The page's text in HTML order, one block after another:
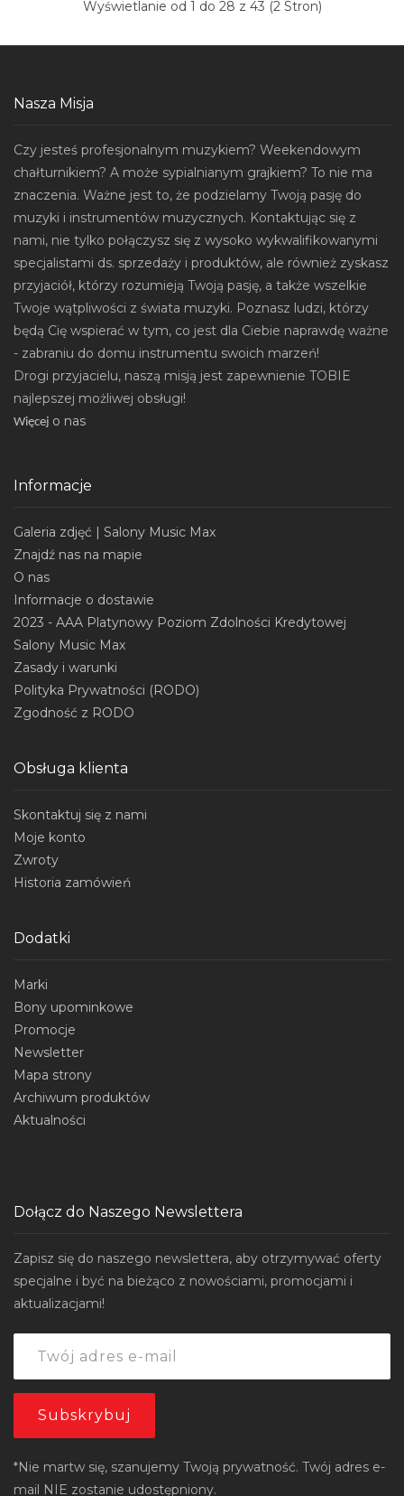
Wyświetlanie od 1 do 28 z 43 (2 Stron)
Nasza Misja
Czy jesteś profesjonalnym muzykiem? Weekendowym
chałturnikiem? A może sypialnianym grajkiem? To nie ma
znaczenia. Ważne jest to, że podzielamy Twoją pasję do
muzyki i instrumentów muzycznych. Kontaktując się z
nami, nie tylko połączysz się z wysoko wykwalifikowanymi
specjalistami ds. sprzedaży i produktów, ale również zyskasz
przyjaciół, którzy rozumieją Twoją pasję, a także wszelkie
Twoje wątpliwości z świata muzyki. Poznasz ludzi, którzy
będą Cię wspierać w tym, co jest dla Ciebie naprawdę ważne
- zabraniu do domu instrumentu swoich marzeń!
Drogi przyjacielu, naszą misją jest zapewnienie TOBIE
najlepszej możliwej obsługi!
Więcej o nas
Informacje
Galeria zdjęć | Salony Music Max
Znajdź nas na mapie
O nas
Informacje o dostawie
2023 - AAA Platynowy Poziom Zdolności Kredytowej
Salony Music Max
Zasady i warunki
Polityka Prywatności (RODO)
Zgodność z RODO
Obsługa klienta
Skontaktuj się z nami
Moje konto
Zwroty
Historia zamówień
Dodatki
Marki
Bony upominkowe
Promocje
Newsletter
Mapa strony
Archiwum produktów
Aktualności
Dołącz do Naszego Newslettera
Zapisz się do naszego newslettera, aby otrzymywać oferty
specjalne i być na bieżąco z nowościami, promocjami i
aktualizacjami!
*Nie martw się, szanujemy Twoją prywatność. Twój adres e-
mail NIE zostanie udostępniony.